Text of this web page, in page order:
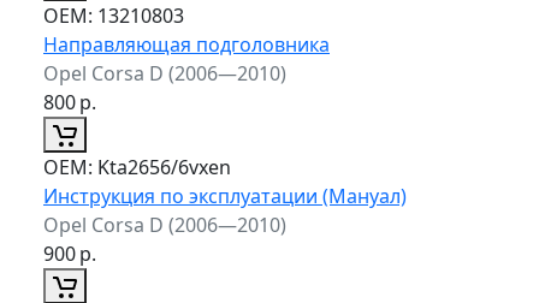
ОЕМ: 13210803
Направляющая подголовника
Opel Corsa D (2006—2010)
800р.
ОЕМ: Kta2656/6vxen
Инструкция по эксплуатации (Мануал)
Opel Corsa D (2006—2010)
900р.